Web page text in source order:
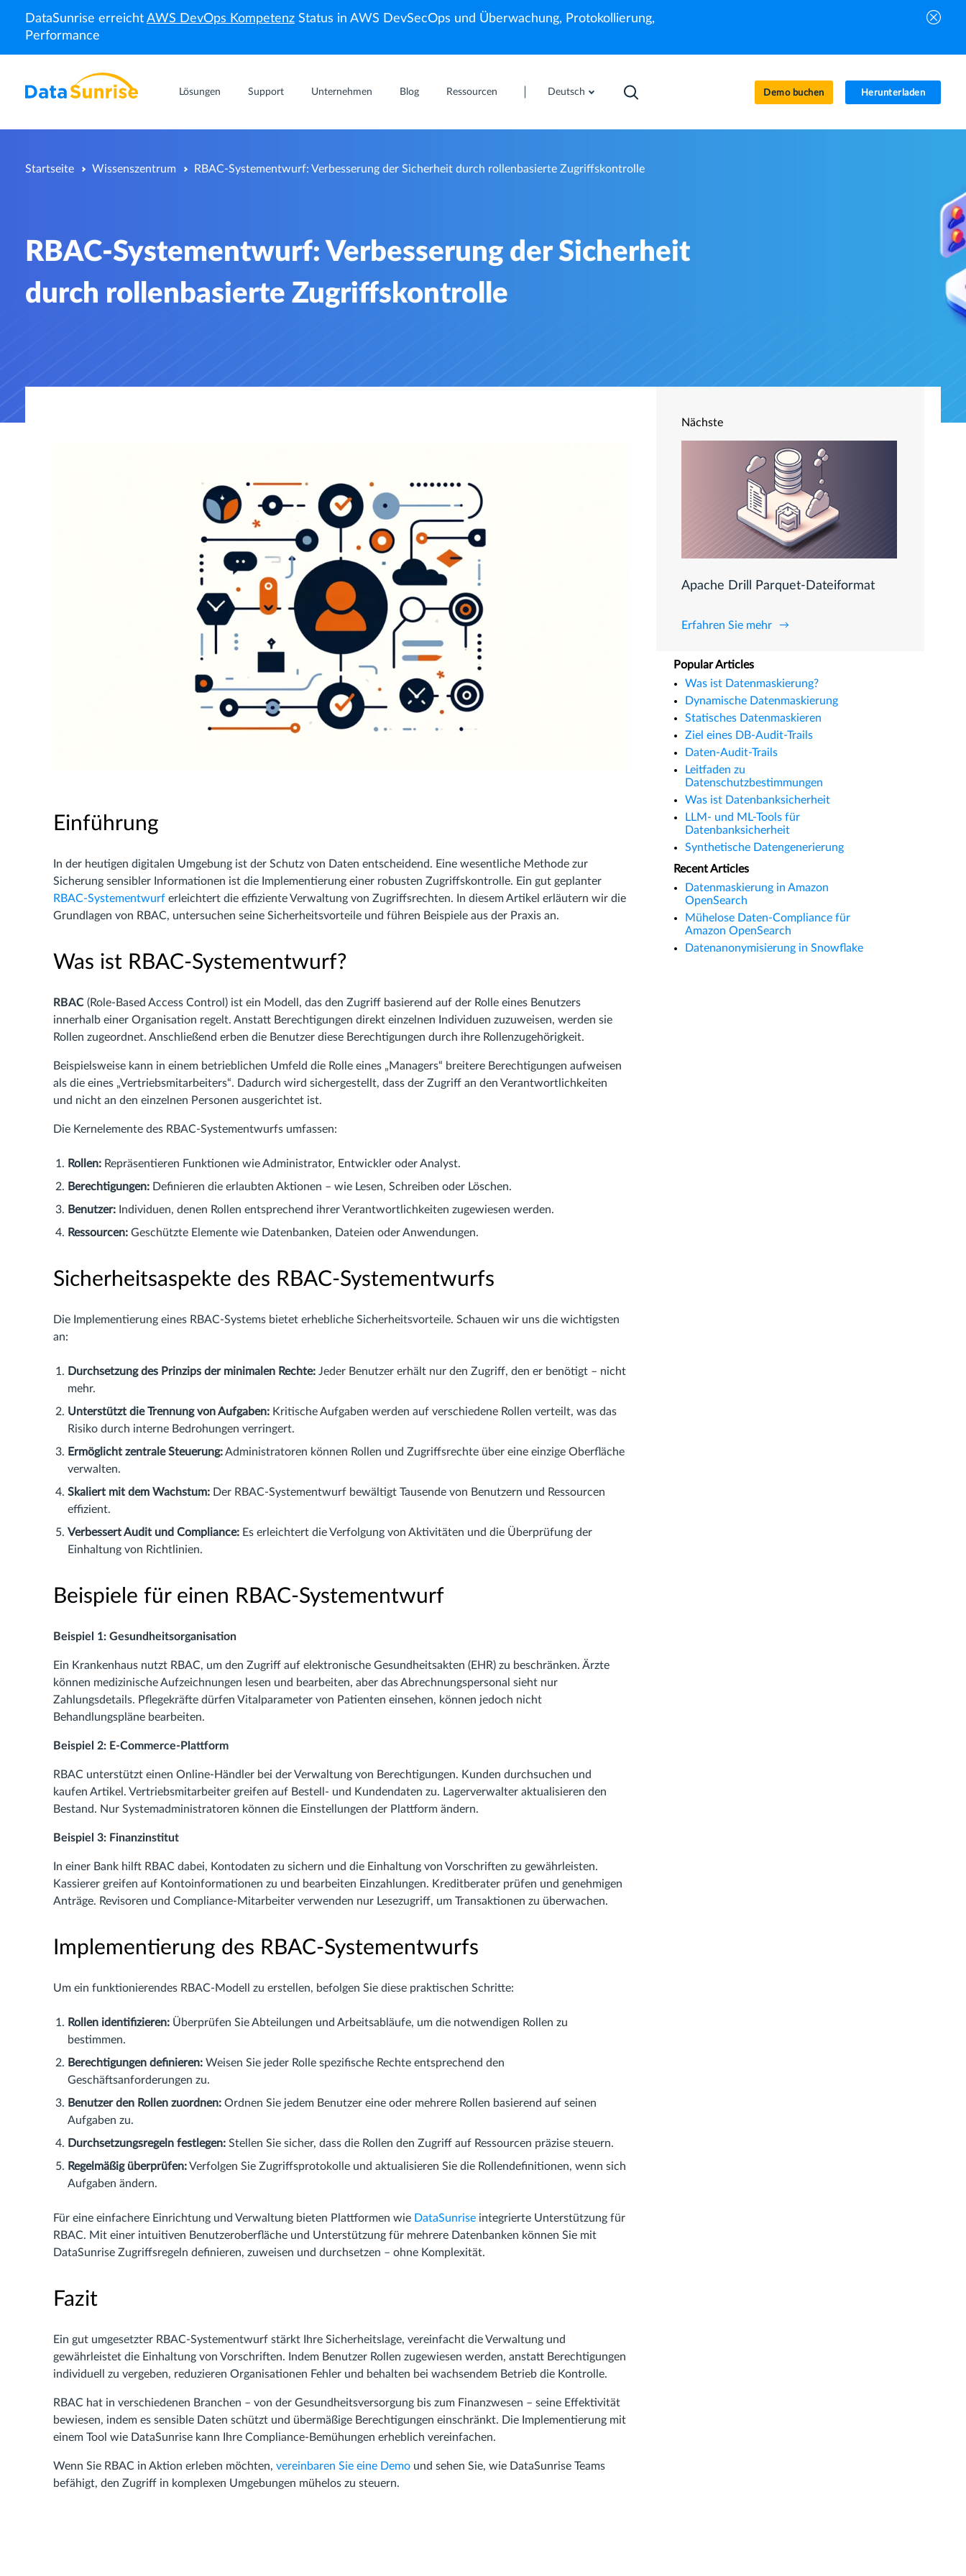
DataSunrise erreicht AWS DevOps Kompetenz Status in AWS DevSecOps und Überwachung, Protokollierung,
Performance
Lösungen Support Unternehmen Blog Ressourcen Deutsch Demo buchen Herunterladen
Startseite Wissenszentrum RBAC-Systementwurf: Verbesserung der Sicherheit durch rollenbasierte Zugriffskontrolle
RBAC-Systementwurf: Verbesserung der Sicherheit
durch rollenbasierte Zugriffskontrolle
Einführung
In der heutigen digitalen Umgebung ist der Schutz von Daten entscheidend. Eine wesentliche Methode zur
Sicherung sensibler Informationen ist die Implementierung einer robusten Zugriffskontrolle. Ein gut geplanter
RBAC-Systementwurf erleichtert die effiziente Verwaltung von Zugriffsrechten. In diesem Artikel erläutern wir die
Grundlagen von RBAC, untersuchen seine Sicherheitsvorteile und führen Beispiele aus der Praxis an.
Was ist RBAC-Systementwurf?
RBAC (Role-Based Access Control) ist ein Modell, das den Zugriff basierend auf der Rolle eines Benutzers
innerhalb einer Organisation regelt. Anstatt Berechtigungen direkt einzelnen Individuen zuzuweisen, werden sie
Rollen zugeordnet. Anschließend erben die Benutzer diese Berechtigungen durch ihre Rollenzugehörigkeit.
Beispielsweise kann in einem betrieblichen Umfeld die Rolle eines „Managers“ breitere Berechtigungen aufweisen
als die eines „Vertriebsmitarbeiters“. Dadurch wird sichergestellt, dass der Zugriff an den Verantwortlichkeiten
und nicht an den einzelnen Personen ausgerichtet ist.
Die Kernelemente des RBAC-Systementwurfs umfassen:
Rollen: Repräsentieren Funktionen wie Administrator, Entwickler oder Analyst.
Berechtigungen: Definieren die erlaubten Aktionen – wie Lesen, Schreiben oder Löschen.
Benutzer: Individuen, denen Rollen entsprechend ihrer Verantwortlichkeiten zugewiesen werden.
Ressourcen: Geschützte Elemente wie Datenbanken, Dateien oder Anwendungen.
Sicherheitsaspekte des RBAC-Systementwurfs
Die Implementierung eines RBAC-Systems bietet erhebliche Sicherheitsvorteile. Schauen wir uns die wichtigsten
an:
Durchsetzung des Prinzips der minimalen Rechte: Jeder Benutzer erhält nur den Zugriff, den er benötigt – nicht
mehr.
Unterstützt die Trennung von Aufgaben: Kritische Aufgaben werden auf verschiedene Rollen verteilt, was das
Risiko durch interne Bedrohungen verringert.
Ermöglicht zentrale Steuerung:Administratoren können Rollen und Zugriffsrechte über eine einzige Oberfläche
verwalten.
Skaliert mit dem Wachstum: Der RBAC-Systementwurf bewältigt Tausende von Benutzern und Ressourcen
effizient.
Verbessert Audit und Compliance: Es erleichtert die Verfolgung von Aktivitäten und die Überprüfung der
Einhaltung von Richtlinien.
Beispiele für einen RBAC-Systementwurf
Beispiel 1: Gesundheitsorganisation
Ein Krankenhaus nutzt RBAC, um den Zugriff auf elektronische Gesundheitsakten (EHR) zu beschränken. Ärzte
können medizinische Aufzeichnungen lesen und bearbeiten, aber das Abrechnungspersonal sieht nur
Zahlungsdetails. Pflegekräfte dürfen Vitalparameter von Patienten einsehen, können jedoch nicht
Behandlungspläne bearbeiten.
Beispiel 2: E-Commerce-Plattform
RBAC unterstützt einen Online-Händler bei der Verwaltung von Berechtigungen. Kunden durchsuchen und
kaufen Artikel. Vertriebsmitarbeiter greifen auf Bestell- und Kundendaten zu. Lagerverwalter aktualisieren den
Bestand. Nur Systemadministratoren können die Einstellungen der Plattform ändern.
Beispiel 3: Finanzinstitut
In einer Bank hilft RBAC dabei, Kontodaten zu sichern und die Einhaltung von Vorschriften zu gewährleisten.
Kassierer greifen auf Kontoinformationen zu und bearbeiten Einzahlungen. Kreditberater prüfen und genehmigen
Anträge. Revisoren und Compliance-Mitarbeiter verwenden nur Lesezugriff, um Transaktionen zu überwachen.
Implementierung des RBAC-Systementwurfs
Um ein funktionierendes RBAC-Modell zu erstellen, befolgen Sie diese praktischen Schritte:
Rollen identifizieren: Überprüfen Sie Abteilungen und Arbeitsabläufe, um die notwendigen Rollen zu
bestimmen.
Berechtigungen definieren: Weisen Sie jeder Rolle spezifische Rechte entsprechend den
Geschäftsanforderungen zu.
Benutzer den Rollen zuordnen: Ordnen Sie jedem Benutzer eine oder mehrere Rollen basierend auf seinen
Aufgaben zu.
Durchsetzungsregeln festlegen: Stellen Sie sicher, dass die Rollen den Zugriff auf Ressourcen präzise steuern.
Regelmäßig überprüfen:Verfolgen Sie Zugriffsprotokolle und aktualisieren Sie die Rollendefinitionen, wenn sich
Aufgaben ändern.
Für eine einfachere Einrichtung und Verwaltung bieten Plattformen wie DataSunrise integrierte Unterstützung für
RBAC. Mit einer intuitiven Benutzeroberfläche und Unterstützung für mehrere Datenbanken können Sie mit
DataSunrise Zugriffsregeln definieren, zuweisen und durchsetzen – ohne Komplexität.
Fazit
Ein gut umgesetzter RBAC-Systementwurf stärkt Ihre Sicherheitslage, vereinfacht die Verwaltung und
gewährleistet die Einhaltung von Vorschriften. Indem Benutzer Rollen zugewiesen werden, anstatt Berechtigungen
individuell zu vergeben, reduzieren Organisationen Fehler und behalten bei wachsendem Betrieb die Kontrolle.
RBAC hat in verschiedenen Branchen – von der Gesundheitsversorgung bis zum Finanzwesen – seine Effektivität
bewiesen, indem es sensible Daten schützt und übermäßige Berechtigungen einschränkt. Die Implementierung mit
einem Tool wie DataSunrise kann Ihre Compliance-Bemühungen erheblich vereinfachen.
Wenn Sie RBAC in Aktion erleben möchten, vereinbaren Sie eine Demo und sehen Sie, wie DataSunrise Teams
befähigt, den Zugriff in komplexen Umgebungen mühelos zu steuern.
Nächste
Apache Drill Parquet-Dateiformat
Erfahren Sie mehr
Popular Articles
Was ist Datenmaskierung?
Dynamische Datenmaskierung
Statisches Datenmaskieren
Ziel eines DB-Audit-Trails
Daten-Audit-Trails
Leitfaden zu
Datenschutzbestimmungen
Was ist Datenbanksicherheit
LLM- und ML-Tools für
Datenbanksicherheit
Synthetische Datengenerierung
Recent Articles
Datenmaskierung in Amazon
OpenSearch
Mühelose Daten-Compliance für
Amazon OpenSearch
Datenanonymisierung in Snowflake